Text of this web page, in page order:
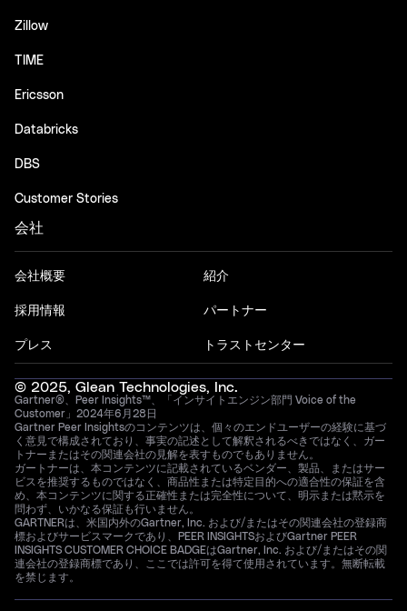
Zillow
TIME
Ericsson
Databricks
DBS
Customer Stories
会社
会社概要
採用情報
プレス
紹介
パートナー
トラストセンター
© 2025, Glean Technologies, Inc.
Gartner®、Peer Insights™、「インサイトエンジン部門 Voice of the
Customer」2024年6月28日
Gartner Peer Insightsのコンテンツは、個々のエンドユーザーの経験に基づ
く意見で構成されており、事実の記述として解釈されるべきではなく、ガー
トナーまたはその関連会社の見解を表すものでもありません。
ガートナーは、本コンテンツに記載されているベンダー、製品、またはサー
ビスを推奨するものではなく、商品性または特定目的への適合性の保証を含
め、本コンテンツに関する正確性または完全性について、明示または黙示を
問わず、いかなる保証も行いません。
GARTNERは、米国内外のGartner, Inc. および/またはその関連会社の登録商
標およびサービスマークであり、PEER INSIGHTSおよびGartner PEER
INSIGHTS CUSTOMER CHOICE BADGEはGartner, Inc. および/またはその関
連会社の登録商標であり、ここでは許可を得て使用されています。無断転載
を禁じます。